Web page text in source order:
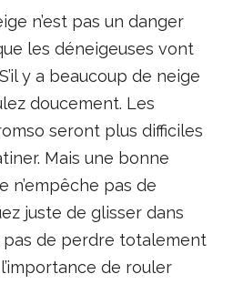
n’est pas un danger
les déneigeuses vont
y a beaucoup de neige
doucement. Les
seront plus difficiles
Mais une bonne
n’empêche pas de
juste de glisser dans
pas de perdre totalement
de rouler